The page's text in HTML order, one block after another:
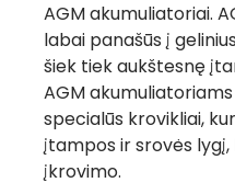
AGM akumuliatoriai.
labai panašūs į
šiek tiek aukštesnę
AGM
specialūs krovikliai,
įtampos ir srovės
įkrovimo.